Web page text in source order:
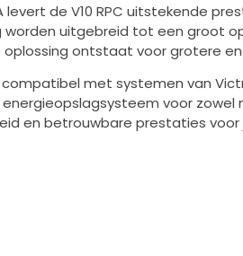
de V10 RPC uitstekende
worden uitgebreid tot een groot
ontstaat voor grotere
compatibel met systemen van
voor
en betrouwbare prestaties